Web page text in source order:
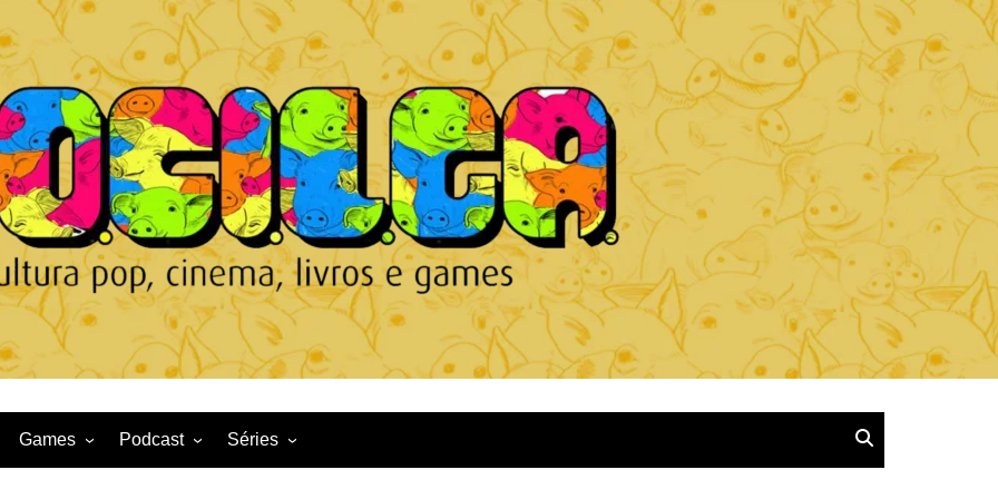
Games Podcast Séries